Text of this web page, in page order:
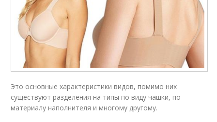
Это основные характеристики видов, помимо них
существуют разделения на типы по виду чашки, по
материалу наполнителя и многому другому.